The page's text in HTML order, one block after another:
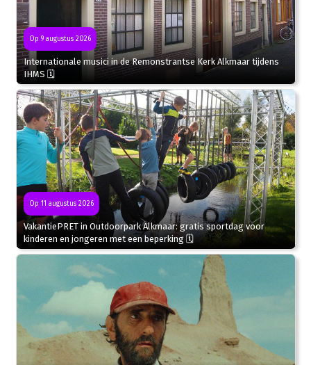
Op 9 augustus 2026
Internationale musici in de Remonstrantse Kerk Alkmaar tijdens
IHMS 🗓
Op 11 augustus 2026
VakantiePRET in Outdoorpark Alkmaar: gratis sportdag voor
kinderen en jongeren met een beperking 🗓